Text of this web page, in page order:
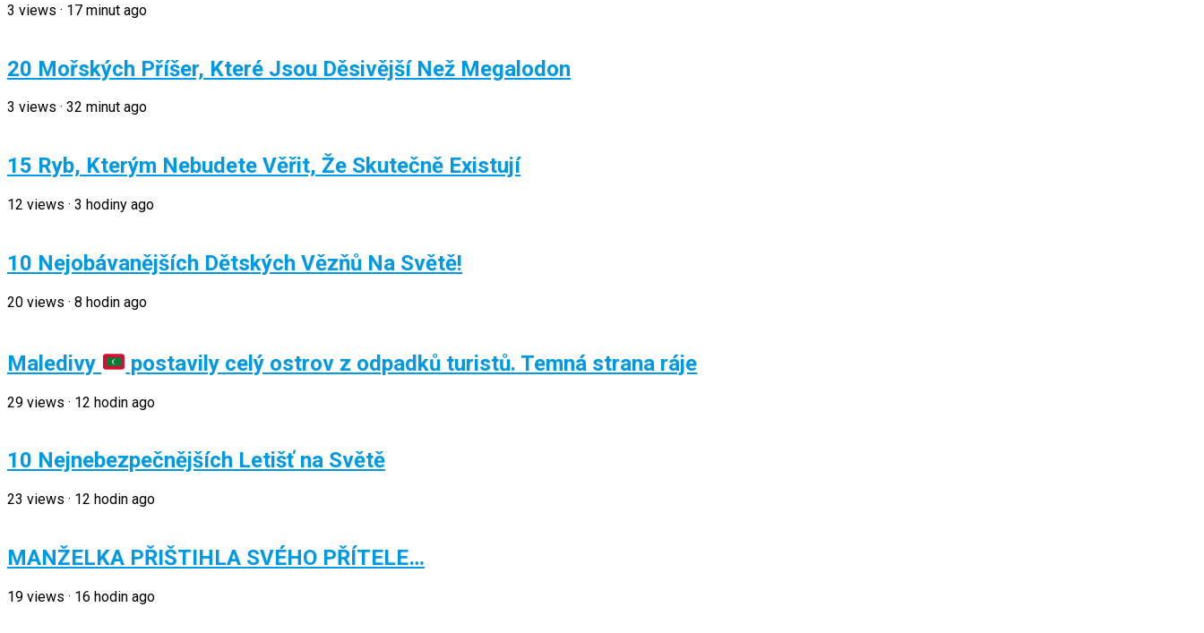
3 views · 17 minut ago
20 Mořských Příšer, Které Jsou Děsivější Než Megalodon
3 views · 32 minut ago
15 Ryb, Kterým Nebudete Věřit, Že Skutečně Existují
12 views · 3 hodiny ago
10 Nejobávanějších Dětských Vězňů Na Světě!
20 views · 8 hodin ago
Maledivy postavily celý ostrov z odpadků turistů. Temná strana ráje
29 views · 12 hodin ago
10 Nejnebezpečnějších Letišť na Světě
23 views · 12 hodin ago
MANŽELKA PŘIŠTIHLA SVÉHO PŘÍTELE…
19 views · 16 hodin ago